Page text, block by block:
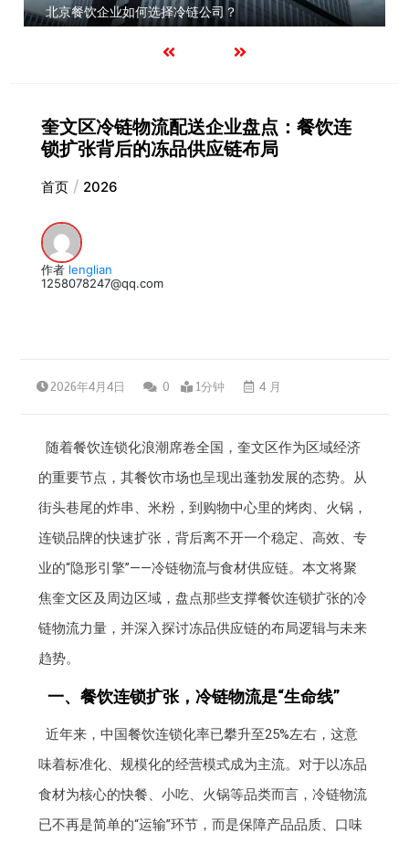
北京餐饮企业如何选择冷链公司？
奎文区冷链物流配送企业盘点：餐饮连
锁扩张背后的冻品供应链布局
首页 2026
作者 lenglian
1258078247@qq.com
2026年4月4日 0 1分钟 4 月
随着餐饮连锁化浪潮席卷全国，奎文区作为区域经济
的重要节点，其餐饮市场也呈现出蓬勃发展的态势。从
街头巷尾的炸串、米粉，到购物中心里的烤肉、火锅，
连锁品牌的快速扩张，背后离不开一个稳定、高效、专
业的“隐形引擎”——冷链物流与食材供应链。本文将聚
焦奎文区及周边区域，盘点那些支撑餐饮连锁扩张的冷
链物流力量，并深入探讨冻品供应链的布局逻辑与未来
趋势。
一、餐饮连锁扩张，冷链物流是“生命线”
近年来，中国餐饮连锁化率已攀升至25%左右，这意
味着标准化、规模化的经营模式成为主流。对于以冻品
食材为核心的快餐、小吃、火锅等品类而言，冷链物流
已不再是简单的“运输”环节，而是保障产品品质、口味